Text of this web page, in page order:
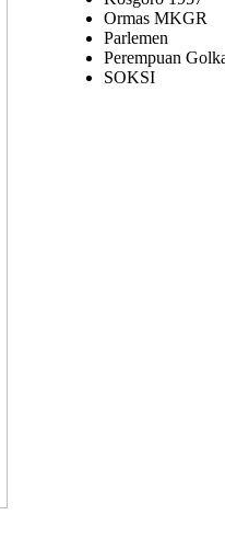
Ormas MKGR
Parlemen
Perempuan
SOKSI